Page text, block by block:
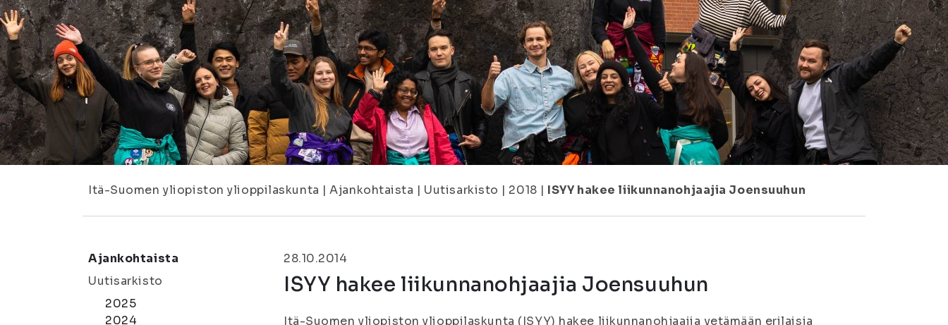
Itä-Suomen yliopiston ylioppilaskunta | Ajankohtaista | Uutisarkisto | 2018 | ISYY hakee liikunnanohjaajia Joensuuhun
Ajankohtaista
Uutisarkisto
2025
2024
28.10.2014
ISYY hakee liikunnanohjaajia Joensuuhun
Itä-Suomen yliopiston ylioppilaskunta (ISYY) hakee liikunnanohjaajia vetämään erilaisia